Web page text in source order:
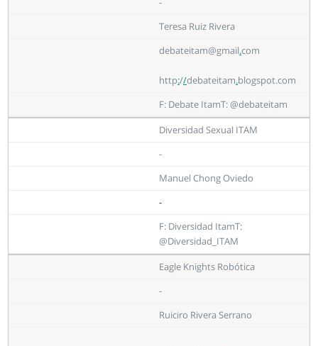
Teresa Ruiz Rivera
debateitam@gmail.com
http://debateitam.blogspot.com
F: Debate ItamT: @debateitam
Diversidad Sexual ITAM
-
Manuel Chong Oviedo
-
F: Diversidad ItamT:
@Diversidad_ITAM
Eagle Knights Robótica
-
Ruiciro Rivera Serrano